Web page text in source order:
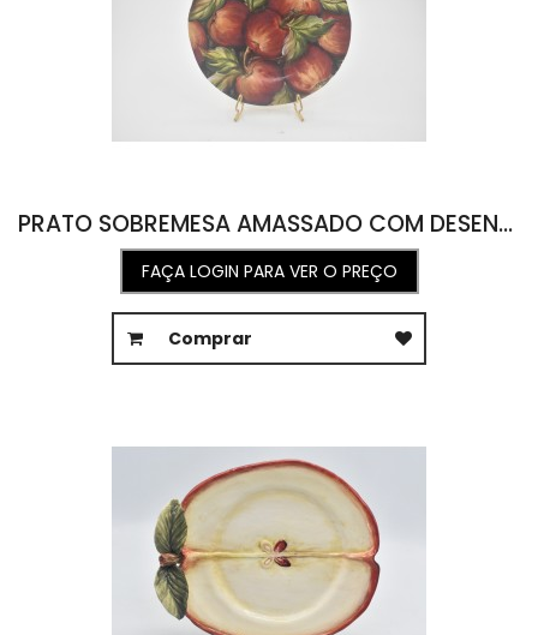
PRATO SOBREMESA AMASSADO COM DESENHO DE MAÇÃS 22,5D
FAÇA LOGIN PARA VER O PREÇO
Comprar